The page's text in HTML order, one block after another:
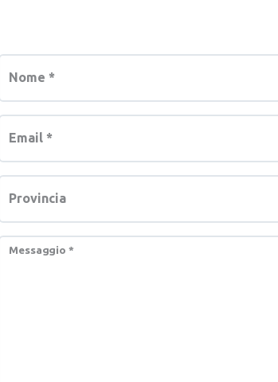
Nome *
Email *
Provincia
Messaggio *